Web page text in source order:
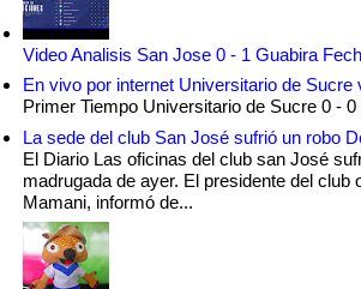
Video Analisis San Jose 0 - 1 Guabira
En vivo por internet Universitario de Sucre
Primer Tiempo Universitario de Sucre 0 -
La sede del club San José sufrió un robo
El Diario Las oficinas del club san José
madrugada de ayer. El presidente del club
Mamani, informó de...